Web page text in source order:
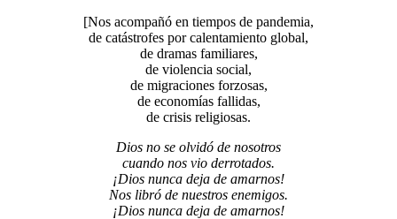
[Nos acompañó en tiempos de pandemia,
de catástrofes por calentamiento global,
de dramas familiares,
de violencia social,
de migraciones forzosas,
de economías fallidas,
de crisis religiosas.
Dios no se olvidó de nosotros
cuando nos vio derrotados.
¡Dios nunca deja de amarnos!
Nos libró de nuestros enemigos.
¡Dios nunca deja de amarnos!